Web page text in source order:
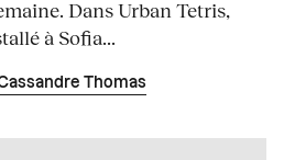
Dans Urban Tetris,
à Sofia...
Thomas